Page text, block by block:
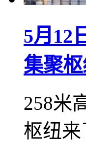
5月12
集聚枢
258米
枢纽来